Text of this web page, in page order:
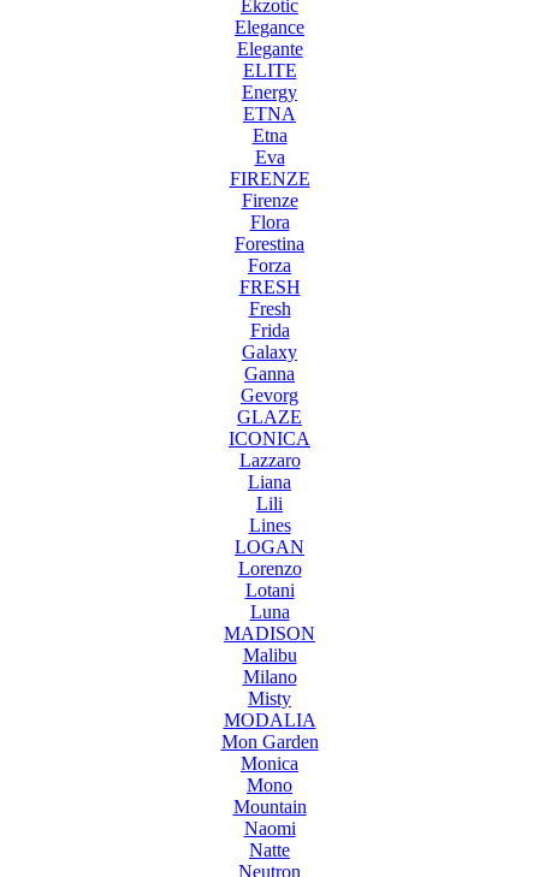
Ekzotic
Elegance
Elegante
ELITE
Energy
ETNA
Etna
Eva
FIRENZE
Firenze
Flora
Forestina
Forza
FRESH
Fresh
Frida
Galaxy
Ganna
Gevorg
GLAZE
ICONICA
Lazzaro
Liana
Lili
Lines
LOGAN
Lorenzo
Lotani
Luna
MADISON
Malibu
Milano
Misty
MODALIA
Mon Garden
Monica
Mono
Mountain
Naomi
Natte
Neutron